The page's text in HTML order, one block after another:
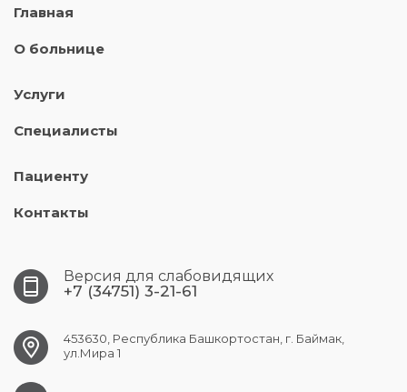
Главная
О больнице
Услуги
Специалисты
Пациенту
Контакты
Версия для слабовидящих
+7 (34751) 3-21-61
453630, Республика Башкортостан, г. Баймак,
ул.Мира 1